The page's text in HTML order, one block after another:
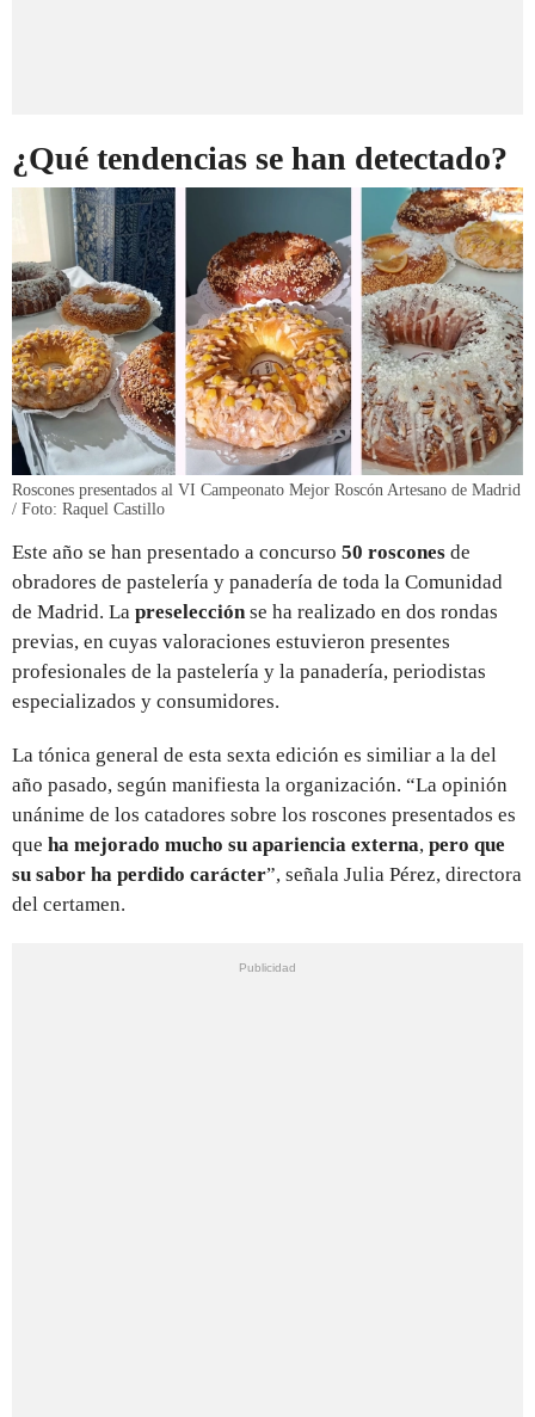
¿Qué tendencias se han detectado?
Roscones presentados al VI Campeonato Mejor Roscón Artesano de Madrid
/ Foto: Raquel Castillo
Este año se han presentado a concurso 50 roscones de
obradores de pastelería y panadería de toda la Comunidad
de Madrid. La preselección se ha realizado en dos rondas
previas, en cuyas valoraciones estuvieron presentes
profesionales de la pastelería y la panadería, periodistas
especializados y consumidores.
La tónica general de esta sexta edición es similiar a la del
año pasado, según manifiesta la organización. “La opinión
unánime de los catadores sobre los roscones presentados es
que ha mejorado mucho su apariencia externa, pero que
su sabor ha perdido carácter”, señala Julia Pérez, directora
del certamen.